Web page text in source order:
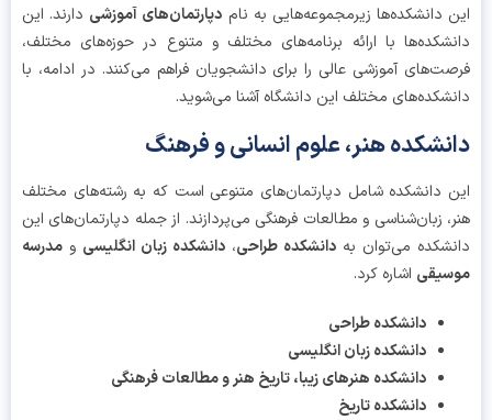
دانشکده‌ها زیرمجموعه‌هایی به نامدپارتمان‌های آموزشیدارند. این
با ارائه برنامه‌های مختلف و متنوع در حوزه‌های مختلف،
آموزشی عالی را برای دانشجویان فراهم می‌کنند. در ادامه، با
مختلف این دانشگاه آشنا می‌شوید.
هنر، علوم انسانی و فرهنگ
دانشکده شامل دپارتمان‌های متنوعی است که به رشته‌های مختلف
زبان‌شناسی و مطالعات فرهنگی می‌پردازند. از جمله دپارتمان‌های این
می‌توان بهدانشکده طراحی،دانشکده زبان انگلیسیومدرسه
اشاره کرد.
دانشکده طراحی
دانشکده زبان انگلیسی
دانشکده هنرهای زیبا، تاریخ هنر و مطالعات فرهنگی
دانشکده تاریخ